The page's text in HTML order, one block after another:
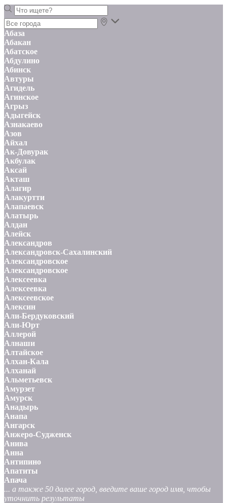
Абаза
Абакан
Абатское
Абдулино
Абинск
Автуры
Агидель
Агинское
Агрыз
Адыгейск
Азнакаево
Азов
Айхал
Ак-Довурак
Акбулак
Аксай
Акташ
Алагир
Алакуртти
Алапаевск
Алатырь
Алдан
Алейск
Александров
Александровск-Сахалинский
Александровское
Александровское
Алексеевка
Алексеевка
Алексеевское
Алексин
Али-Бердуковский
Али-Юрт
Аллерой
Алнаши
Алтайское
Алхан-Кала
Алханай
Альметьевск
Амурзет
Амурск
Анадырь
Анапа
Ангарск
Анжеро-Судженск
Анива
Анна
Антипино
Апатиты
Апача
... а также 50 далее город, введите ваше город имя, чтобы
уточнить результаты